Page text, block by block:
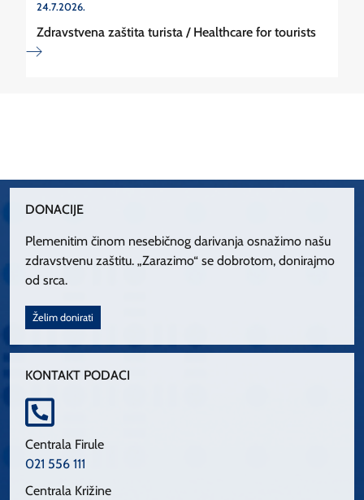
24.7.2026.
Zdravstvena zaštita turista / Healthcare for tourists
DONACIJE
Plemenitim činom nesebičnog darivanja osnažimo našu
zdravstvenu zaštitu. „Zarazimo“ se dobrotom, donirajmo
od srca.
Želim donirati
KONTAKT PODACI
Centrala Firule
021 556 111
Centrala Križine